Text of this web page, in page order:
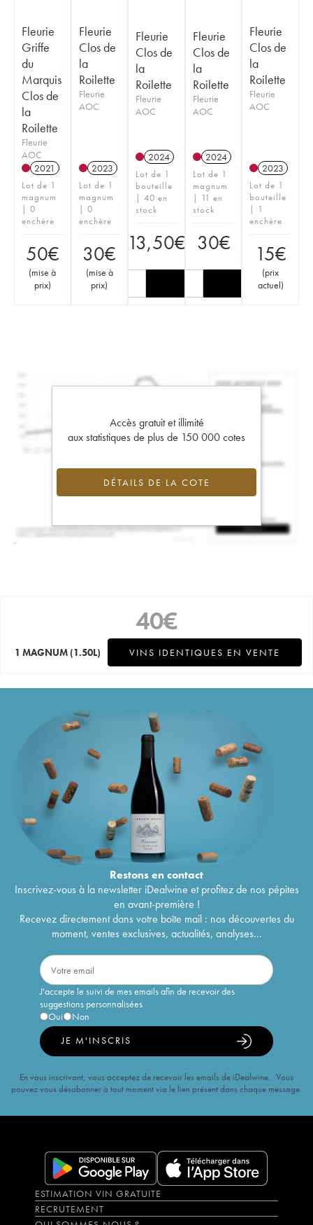
Fleurie
Griffe
du
Marquis
Clos de
la
Roilette
Fleurie
AOC
2021
Lot de 1
magnum
| 0
enchère
50€
(mise à
prix)
Fleurie
Clos de
la
Roilette
Fleurie
AOC
2023
Lot de 1
magnum
| 0
enchère
30€
(mise à
prix)
Fleurie
Clos de
la
Roilette
Fleurie
AOC
2024
Lot de 1
bouteille
| 40 en
stock
13,50€
Fleurie
Clos de
la
Roilette
Fleurie
AOC
2024
Lot de 1
magnum
| 11 en
stock
30€
Fleurie
Clos de
la
Roilette
Fleurie
AOC
2023
Lot de 1
bouteille
| 1
enchère
15€
(prix
actuel)
Accès gratuit et illimité
aux statistiques de plus de 150 000 cotes
DÉTAILS DE LA COTE
40€
1 MAGNUM (1.50L) VINS IDENTIQUES EN VENTE
Restons encontact
Inscrivez-vous à la newsletter iDealwine et profitez de nos pépites
en avant-première !
Recevez directement dans votre boîte mail : nos découvertes du
moment, ventes exclusives, actualités, analyses...
J'accepte le suivi de mes emails afin de recevoir des
suggestions personnalisées
Oui
Non
JE M'INSCRIS
En vous inscrivant, vous acceptez de recevoir les emails de iDealwine. Vous
pouvez vous désabonner à tout moment via le lien présent dans chaque message.
ESTIMATION VIN GRATUITE
RECRUTEMENT